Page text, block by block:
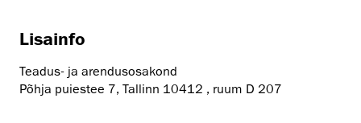
Lisainfo
Teadus- ja arendusosakond
Põhja puiestee 7, Tallinn 10412 , ruum D 207